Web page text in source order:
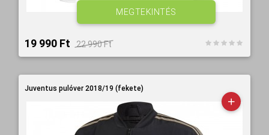
19 990 Ft‎ 22 990 Ft‎
MEGTEKINTÉS
Juventus pulóver 2018/19 (fekete)